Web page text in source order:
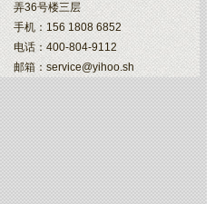
弄36号楼三层
手机：156 1808 6852
电话：400-804-9112
邮箱：service@yihoo.sh